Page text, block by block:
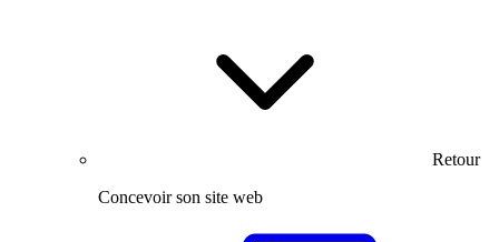
Retour
Concevoir son site web